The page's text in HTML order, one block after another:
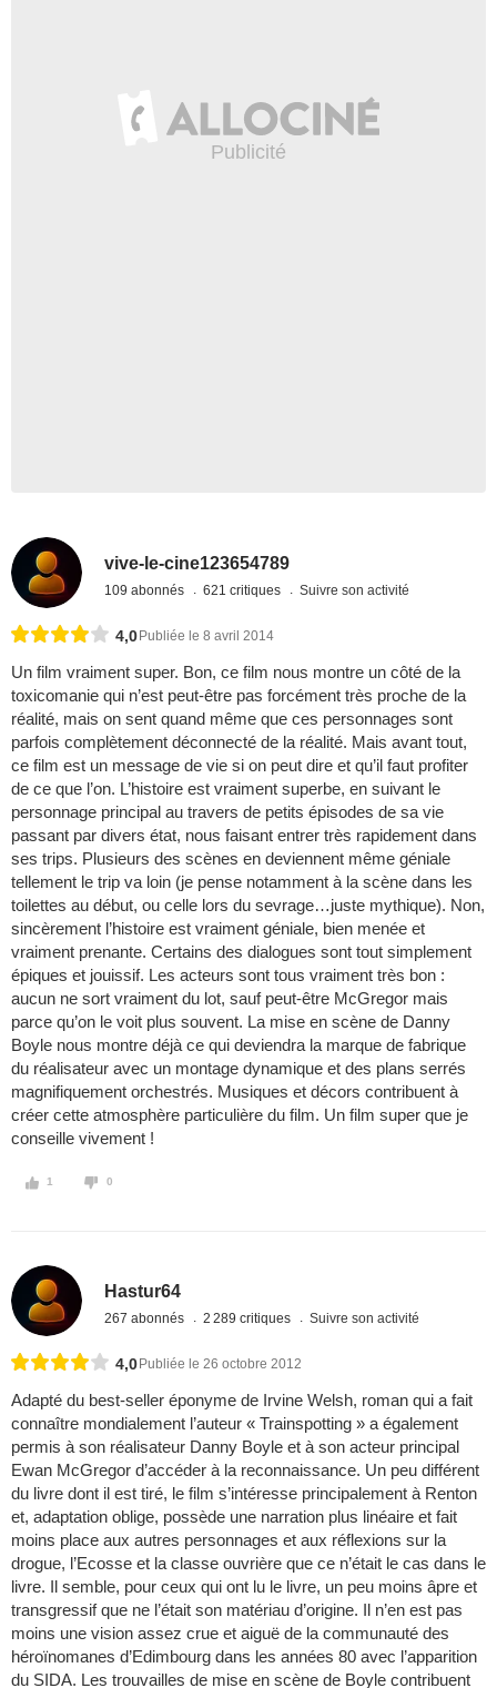
vive-le-cine123654789
109 abonnés 621 critiques Suivre son activité
4,0 Publiée le 8 avril 2014
Un film vraiment super. Bon, ce film nous montre un côté de la
toxicomanie qui n’est peut-être pas forcément très proche de la
réalité, mais on sent quand même que ces personnages sont
parfois complètement déconnecté de la réalité. Mais avant tout,
ce film est un message de vie si on peut dire et qu’il faut profiter
de ce que l’on. L’histoire est vraiment superbe, en suivant le
personnage principal au travers de petits épisodes de sa vie
passant par divers état, nous faisant entrer très rapidement dans
ses trips. Plusieurs des scènes en deviennent même géniale
tellement le trip va loin (je pense notamment à la scène dans les
toilettes au début, ou celle lors du sevrage…juste mythique). Non,
sincèrement l’histoire est vraiment géniale, bien menée et
vraiment prenante. Certains des dialogues sont tout simplement
épiques et jouissif. Les acteurs sont tous vraiment très bon :
aucun ne sort vraiment du lot, sauf peut-être McGregor mais
parce qu’on le voit plus souvent. La mise en scène de Danny
Boyle nous montre déjà ce qui deviendra la marque de fabrique
du réalisateur avec un montage dynamique et des plans serrés
magnifiquement orchestrés. Musiques et décors contribuent à
créer cette atmosphère particulière du film. Un film super que je
conseille vivement !
1 0
Hastur64
267 abonnés 2 289 critiques Suivre son activité
4,0 Publiée le 26 octobre 2012
Adapté du best-seller éponyme de Irvine Welsh, roman qui a fait
connaître mondialement l’auteur « Trainspotting » a également
permis à son réalisateur Danny Boyle et à son acteur principal
Ewan McGregor d’accéder à la reconnaissance. Un peu différent
du livre dont il est tiré, le film s’intéresse principalement à Renton
et, adaptation oblige, possède une narration plus linéaire et fait
moins place aux autres personnages et aux réflexions sur la
drogue, l’Ecosse et la classe ouvrière que ce n’était le cas dans le
livre. Il semble, pour ceux qui ont lu le livre, un peu moins âpre et
transgressif que ne l’était son matériau d’origine. Il n’en est pas
moins une vision assez crue et aiguë de la communauté des
héroïnomanes d’Edimbourg dans les années 80 avec l’apparition
du SIDA. Les trouvailles de mise en scène de Boyle contribuent